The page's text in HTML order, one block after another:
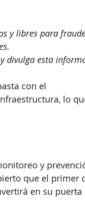
y libres para
divulga esta
con el
lo
y
que el primer
en su puerta